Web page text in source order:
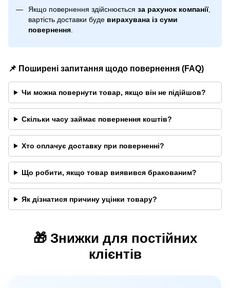
Якщо повернення здійснюється за рахунок компанії,
вартість доставки буде вирахувана із суми
повернення.
📌 Поширені запитання щодо повернення (FAQ)
Чи можна повернути товар, якщо він не підійшов?
Скільки часу займає повернення коштів?
Хто оплачує доставку при поверненні?
Що робити, якщо товар виявився бракованим?
Як дізнатися причину уцінки товару?
🎁 Знижки для постійних
клієнтів